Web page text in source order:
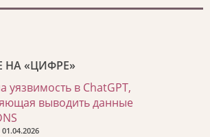
НА «ЦИФРЕ»
уязвимость в ChatGPT,
выводить данные